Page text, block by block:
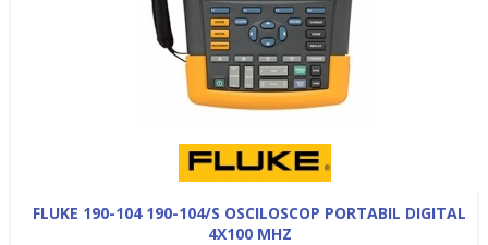
FLUKE 190-104 190-104/S OSCILOSCOP PORTABIL DIGITAL
4X100 MHZ